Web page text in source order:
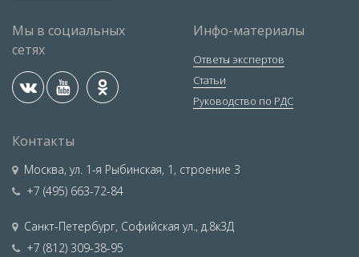
Мы в социальных
сетях
Инфо-материалы
Ответы экспертов
Статьи
Руководство по РДС
Контакты
Москва, ул. 1-я Рыбинская, 1, строение 3
+7 (495) 663-72-84
Санкт-Петербург, Софийская ул., д.8к3Д
+7 (812) 309-38-95